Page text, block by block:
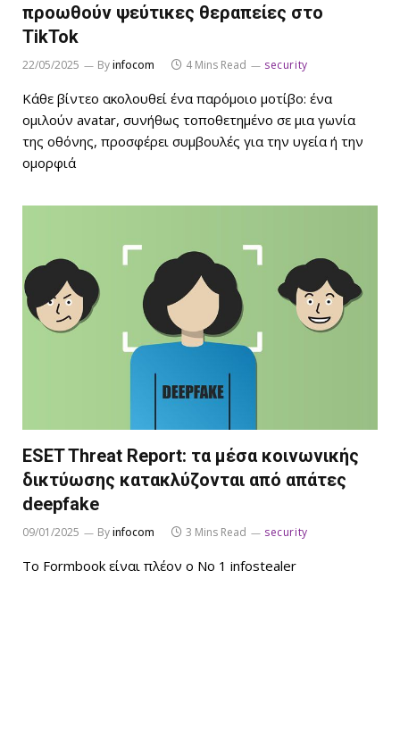
προωθούν ψεύτικες θεραπείες στο
TikTok
22/05/2025 Byinfocom 4 Mins Read security
Κάθε βίντεο ακολουθεί ένα παρόμοιο μοτίβο: ένα
ομιλούν avatar, συνήθως τοποθετημένο σε μια γωνία
της οθόνης, προσφέρει συμβουλές για την υγεία ή την
ομορφιά
ESET Threat Report: τα μέσα κοινωνικής
δικτύωσης κατακλύζονται από απάτες
deepfake
09/01/2025 Byinfocom 3 Mins Read security
Το Formbook είναι πλέον ο Νο 1 infostealer